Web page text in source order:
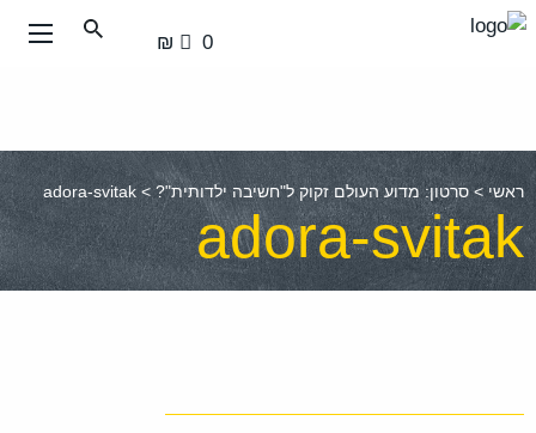
עבור
0 ₪
ראשי> סרטון: מדוע העולם זקוק ל"חשיבה ילדותית"? >
adora-svitak
adora-svitak